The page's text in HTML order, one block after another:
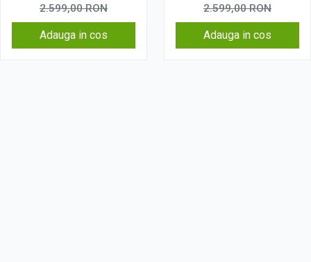
2.599,00RON
Adauga in cos
2.599,00RON
Adauga in cos